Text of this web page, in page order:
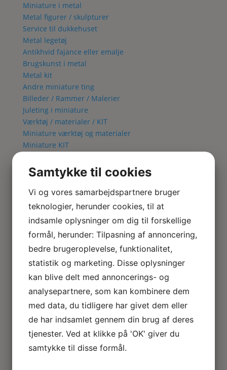
Miniature i metal
Metal figurer / skulpturer
Service til dukkehuset
Metal legetøj
Antikhvid fajance eller emalje
Brugskunst i metal
Metal kit
Andre miniature ting
Billeder / Rammer / Malerier
Juleting i miniature
Værktøj / materialer / KIT
Miniature værktøj og materialer
Miniature KIT
Fuglebur KIT
Lampe KIT
Metal kit
Lamper & El
Alle Lamper
Bordlamper
Væglamper
Loftlamper
Lysekroner
Gulvlamper
LED lamper
Roseline miniaturelamper
Lampe KIT
El tilbehør
Miniature rum
Café
Samtykke til cookies
Vi og vores samarbejdspartnere bruger
teknologier, herunder cookies, til at
indsamle oplysninger om dig til forskellige
formål, herunder: Tilpasning af annoncering,
bedre brugeroplevelse, funktionalitet,
statistik og marketing. Disse oplysninger
kan blive delt med annoncerings- og
analysepartnere, som kan kombinere dem
med data, du tidligere har givet dem eller
de har indsamlet gennem din brug af deres
tjenester. Ved at klikke på 'OK' giver du
samtykke til disse formål.